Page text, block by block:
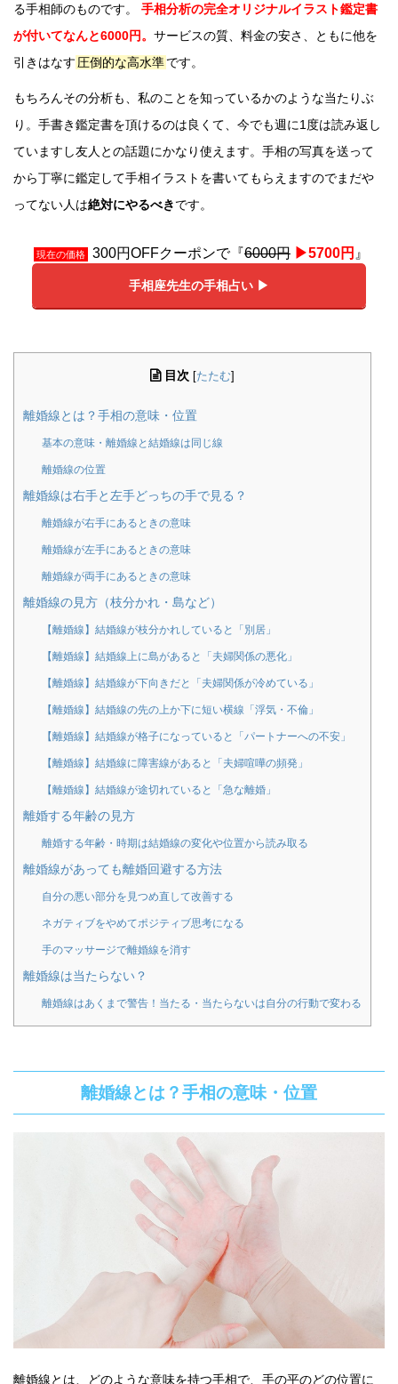
る手相師のものです。 手相分析の完全オリジナルイラスト鑑定書
が付いてなんと6000円。 サービスの質、料金の安さ、ともに他を
引きはなす 圧倒的な高水準です。
もちろんその分析も、私のことを知っているかのような当たりぶ
り。手書き鑑定書を頂けるのは良くて、今でも週に1度は読み返し
ていますし友人との話題にかなり使えます。手相の写真を送って
から丁寧に鑑定して手相イラストを書いてもらえますのでまだや
ってない人は絶対にやるべきです。
現在の価格 300円OFFクーポンで『6000円 ▶︎5700円 』
手相座先生の手相占い ▶︎
目次 [たたむ]
離婚線とは？手相の意味・位置
基本の意味・離婚線と結婚線は同じ線
離婚線の位置
離婚線は右手と左手どっちの手で見る？
離婚線が右手にあるときの意味
離婚線が左手にあるときの意味
離婚線が両手にあるときの意味
離婚線の見方（枝分かれ・島など）
【離婚線】結婚線が枝分かれしていると「別居」
【離婚線】結婚線上に島があると「夫婦関係の悪化」
【離婚線】結婚線が下向きだと「夫婦関係が冷めている」
【離婚線】結婚線の先の上か下に短い横線「浮気・不倫」
【離婚線】結婚線が格子になっていると「パートナーへの不安」
【離婚線】結婚線に障害線があると「夫婦喧嘩の頻発」
【離婚線】結婚線が途切れていると「急な離婚」
離婚する年齢の見方
離婚する年齢・時期は結婚線の変化や位置から読み取る
離婚線があっても離婚回避する方法
自分の悪い部分を見つめ直して改善する
ネガティブをやめてポジティブ思考になる
手のマッサージで離婚線を消す
離婚線は当たらない？
離婚線はあくまで警告！当たる・当たらないは自分の行動で変わる
離婚線とは？手相の意味・位置
離婚線とは、どのような意味を持つ手相で、手の平のどの位置に